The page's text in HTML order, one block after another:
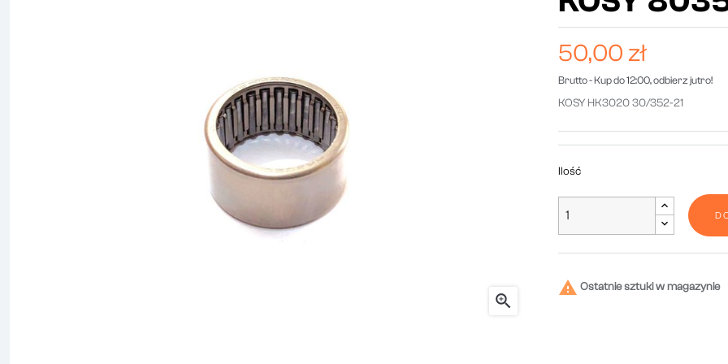

50,00 zł
Brutto- Kup do 12:00, odbierz jutro!
KOSY HK3020 30/352-21
Ilość
 Ostatnie sztuki w magazynie